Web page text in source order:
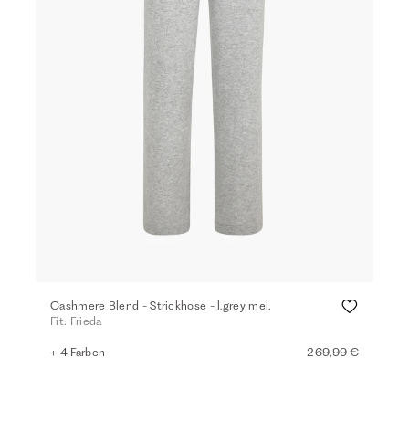
Cashmere Blend - Strickhose - l.grey mel.
Fit: Frieda
+ 4 Farben 269,99 €